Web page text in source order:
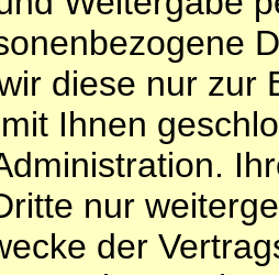
diese nur zur
Ihnen
nur
der